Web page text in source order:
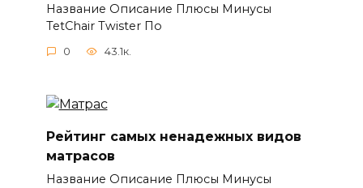
Название Описание Плюсы Минусы
TetChair Twister По
0 43.1к.
Рейтинг самых ненадежных видов
матрасов
Название Описание Плюсы Минусы